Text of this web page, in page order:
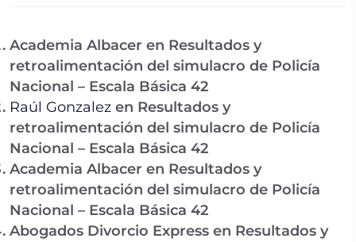
Academia Albacer en Resultados y
retroalimentación del simulacro de Policía
Nacional – Escala Básica 42
Raúl Gonzalez en Resultados y
retroalimentación del simulacro de Policía
Nacional – Escala Básica 42
Academia Albacer en Resultados y
retroalimentación del simulacro de Policía
Nacional – Escala Básica 42
Abogados Divorcio Express en Resultados y